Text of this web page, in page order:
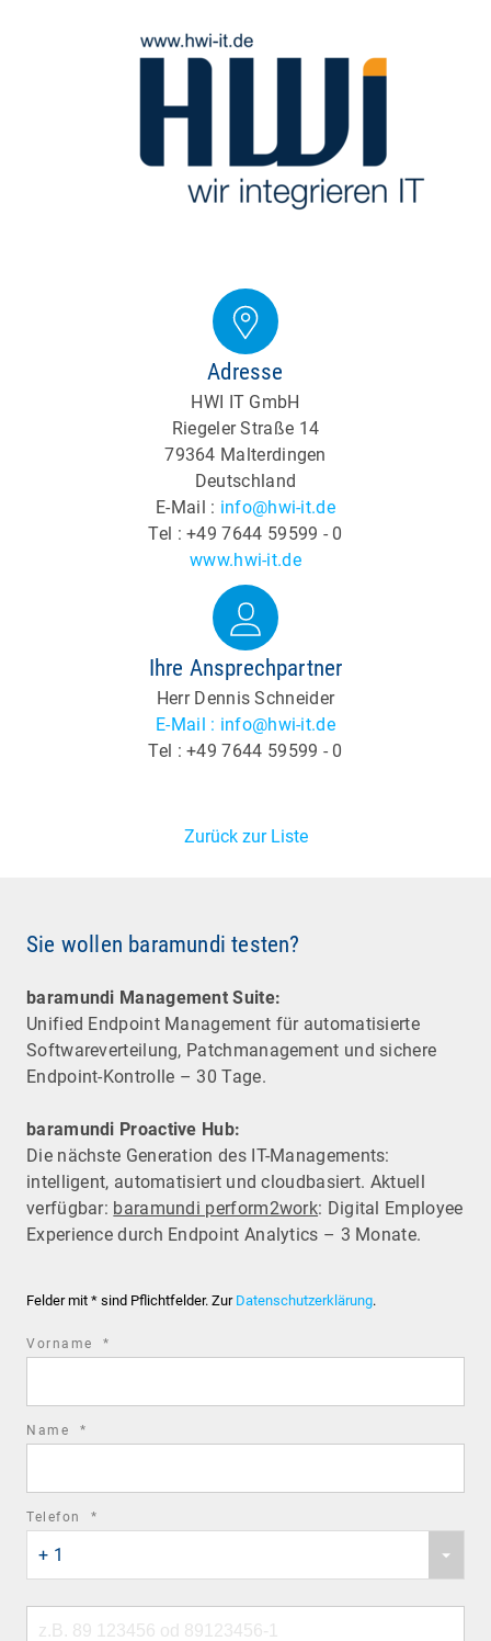
Adresse
HWI IT GmbH
Riegeler Straße 14
79364 Malterdingen
Deutschland
E-Mail : info@hwi-it.de
Tel : +49 7644 59599 - 0
www.hwi-it.de
Ihre Ansprechpartner
Herr Dennis Schneider
E-Mail : info@hwi-it.de
Tel : +49 7644 59599 - 0
Zurück zur Liste
Sie wollen baramundi testen?
baramundi Management Suite:
Unified Endpoint Management für automatisierte
Software­verteilung, Patchmanagement und sichere
Endpoint-Kontrolle – 30 Tage.
baramundi Proactive Hub:
Die nächste Generation des IT-Managements:
intelligent, automatisiert und cloudbasiert. Aktuell
verfügbar: baramundi perform2work: Digital Employee
Experience durch Endpoint Analytics – 3 Monate.
Felder mit * sind Pflichtfelder. Zur Datenschutzerklärung.
Vorname *
Name *
Telefon *
country
code
+ 1
number